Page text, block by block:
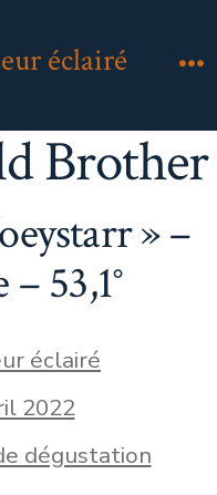
éclairé
Brother
» –
53,1°
éclairé
2022
dégustation